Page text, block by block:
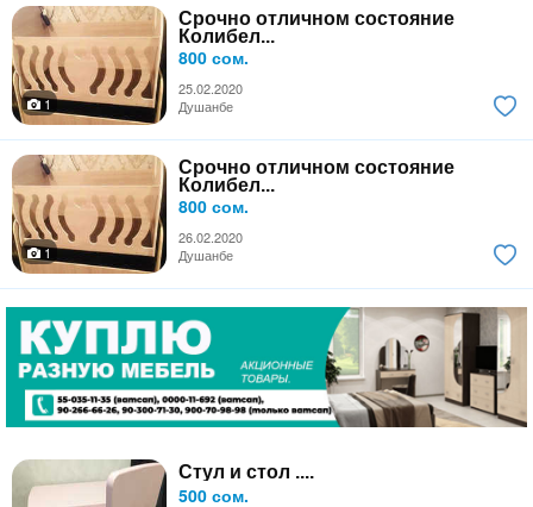
Срочно отличном состояние
Колибел...
800 сом.
25.02.2020
1
Душанбе
Срочно отличном состояние
Колибел...
800 сом.
26.02.2020
1
Душанбе
Стул и стол ....
500 сом.